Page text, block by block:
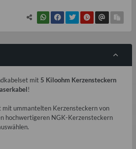
mit 5 Kiloohm Kerzensteckern
!
mit ummantelten Kerzensteckern von
hochwertigeren NGK-Kerzensteckern